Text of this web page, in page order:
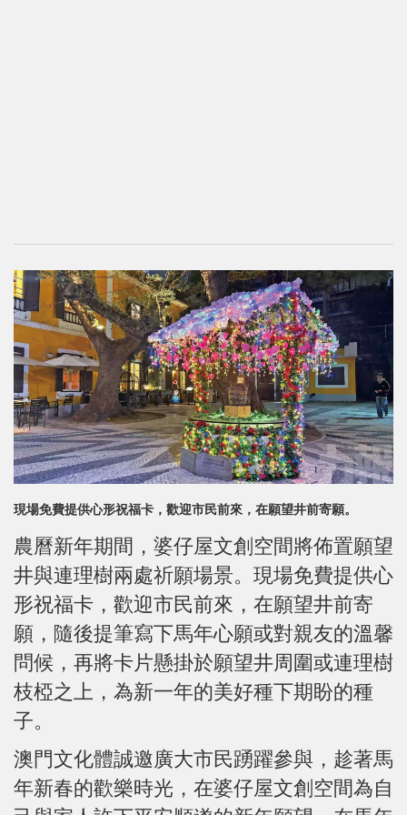
現場免費提供心形祝福卡，歡迎市民前來，在願望井前寄願。
農曆新年期間，婆仔屋文創空間將佈置願望
井與連理樹兩處祈願場景。現場免費提供心
形祝福卡，歡迎市民前來，在願望井前寄
願，隨後提筆寫下馬年心願或對親友的溫馨
問候，再將卡片懸掛於願望井周圍或連理樹
枝椏之上，為新一年的美好種下期盼的種
子。
澳門文化體誠邀廣大市民踴躍參與，趁著馬
年新春的歡樂時光，在婆仔屋文創空間為自